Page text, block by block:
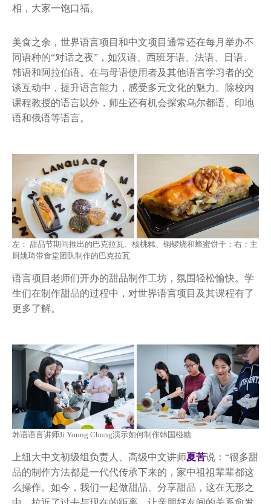
相，大家一饱口福。
美食之余，世界语言项目和中文项目通常还在每月举办不
同语种的“对话之夜”，如汉语、西班牙语、法语、日语、
韩语和阿拉伯语。在与母语使用者及其他语言学习者的交
谈互动中，提升语言能力，感受多元文化的魅力。除校内
课程教授的语言以外，师生还有机会探索乌尔都语、印地
语和俄语等语言。
​​左： 甜品节期间推出的巴克拉瓦、核桃糕、铜锣烧和蜂蜜饼干；右：主
厨姚琦带食堂团队制作的巴克拉瓦
语言项目老师们开办的甜品制作工坊，氛围轻松愉快。学
生们在制作甜品的过程中，对世界语言项目及其课程有了
更多了解。
韩语语言讲师Ji Young Chung演示如何制作韩国椪糖
上纽大中文初级组负责人、高级中文讲师夏苦说：“很多甜
品的制作方法都是一代代传承下来的，家中祖祖辈辈都这
么操作。如今，我们一起做甜品、分享甜品，这在无形之